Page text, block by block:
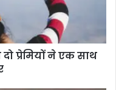
प्रेमियों ने एक साथ